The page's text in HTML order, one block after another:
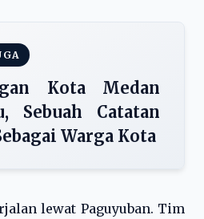
Kota Medan
Sebuah Catatan
Warga Kota
lewat Paguyuban. Tim